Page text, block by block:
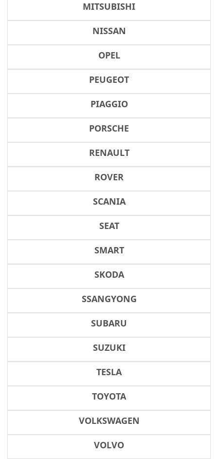
MITSUBISHI
NISSAN
OPEL
PEUGEOT
PIAGGIO
PORSCHE
RENAULT
ROVER
SCANIA
SEAT
SMART
SKODA
SSANGYONG
SUBARU
SUZUKI
TESLA
TOYOTA
VOLKSWAGEN
VOLVO